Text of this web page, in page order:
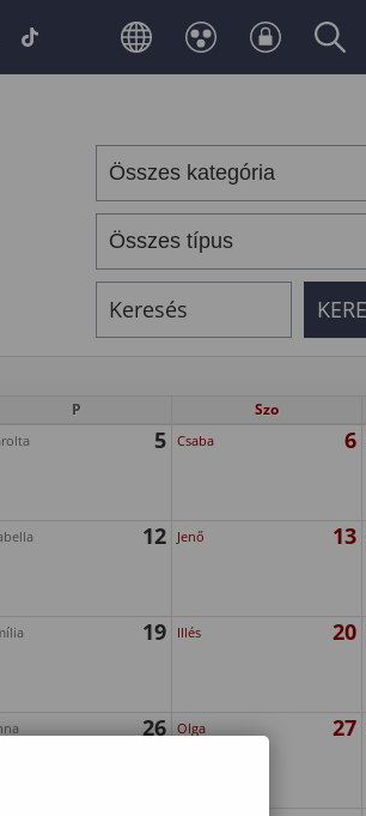
P Szo
5 Csaba 6
12 Jenő 13
19 Illés 20
26 Olga 27